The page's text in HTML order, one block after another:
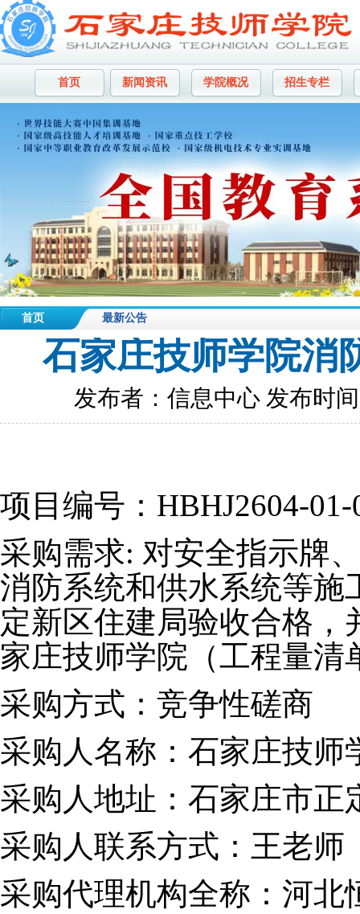
首页 新闻资讯 学院概况 招生专栏
首页 最新公告
石家庄技师学院消
发布者：信息中心 发布时
项目编号： HBHJ2604-01-
采购需求: 对安全指示牌
消防系统和供水系统等施
定新区住建局验收合格
家庄技师学院 （工程量清
采购方式：竞争性磋商
采购人名称：石家庄技师
采购人地址：石家庄市正
采购人联系方式： 王老师
采购代理机构全称：河北